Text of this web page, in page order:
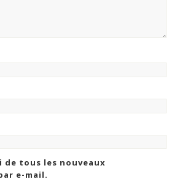
de tous les nouveaux
e-mail.